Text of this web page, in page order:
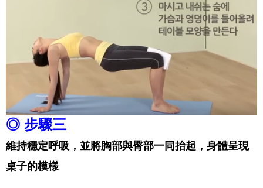
◎ 步驟三
維持穩定呼吸，並將胸部與臀部一同抬起，身體呈現
桌子的模樣